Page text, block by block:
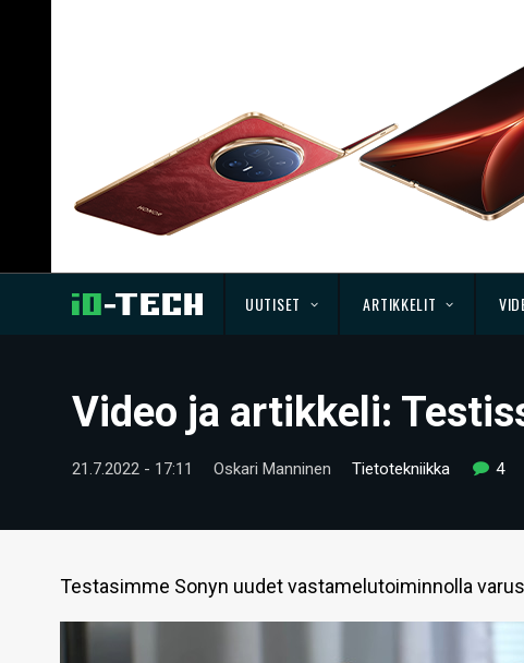
UUTISET ARTIKKELIT
Video ja artikkeli:
21.7.2022 - 17:11 Oskari Manninen Tietotekniikka 4
Testasimme Sonyn uudet vastamelutoiminnolla